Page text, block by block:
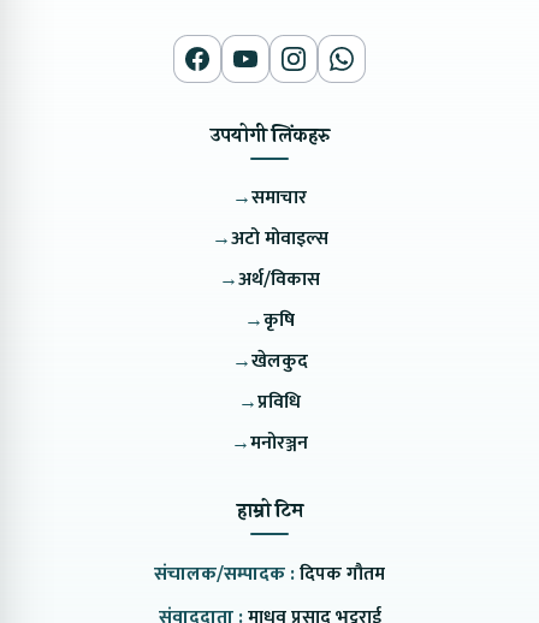
उपयोगी लिंकहरु
→समाचार
→अटो मोवाइल्स
→अर्थ/विकास
→कृषि
→खेलकुद
→प्रविधि
→मनोरञ्जन
हाम्रो टिम
संचालक/सम्पादक :दिपक गौतम